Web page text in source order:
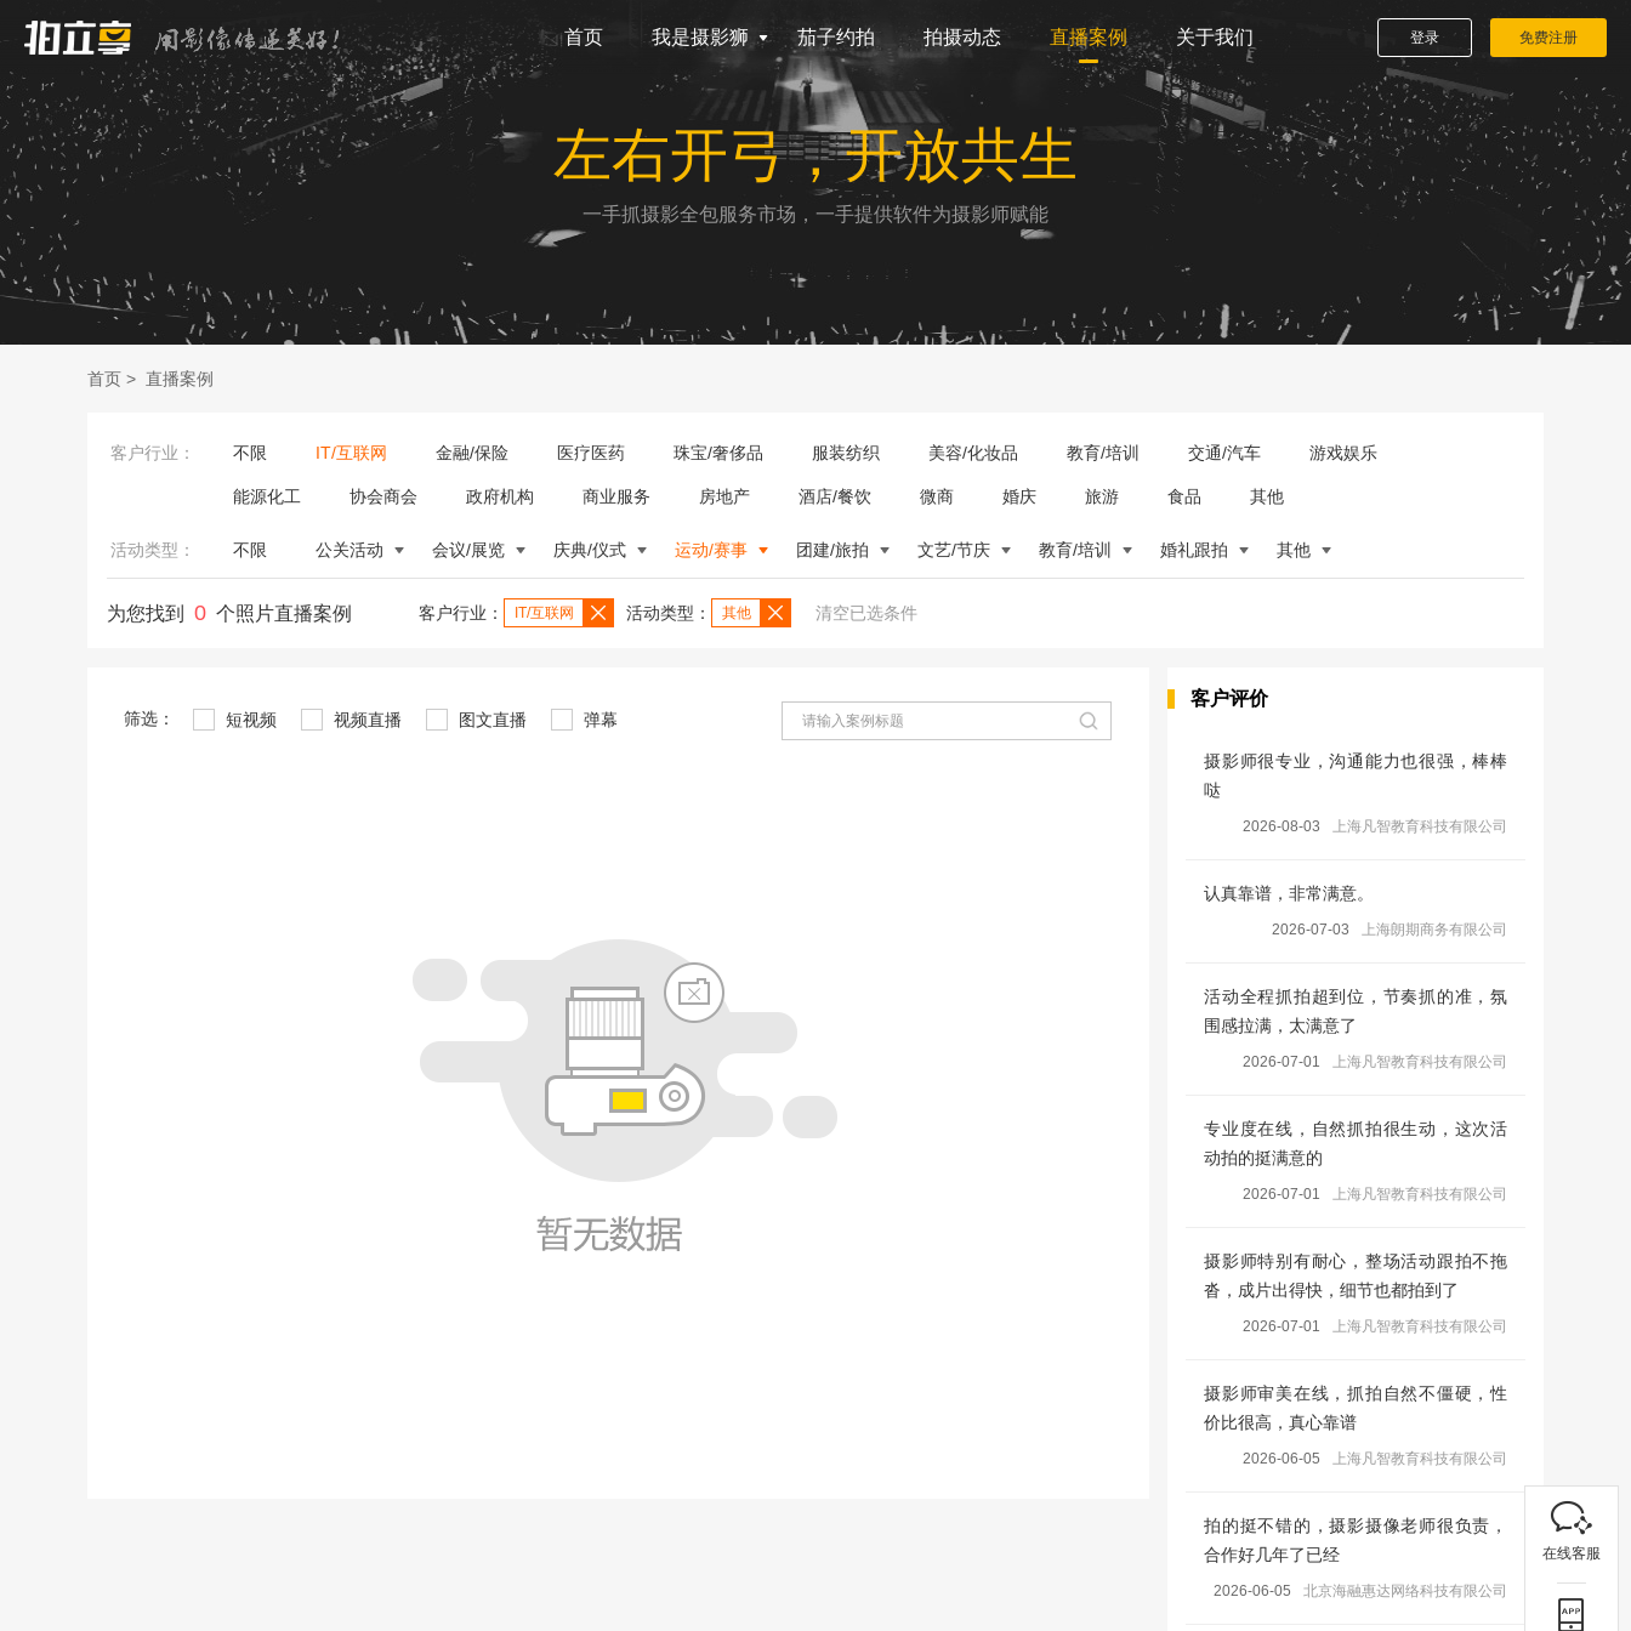
首页 我是摄影狮 茄子约拍 拍摄动态 直播案例 关于我们 登录 免费注册
左右开弓，开放共生
一手抓摄影全包服务市场，一手提供软件为摄影师赋能
首页 > 直播案例
客户行业： 不限 IT/互联网 金融/保险 医疗医药 珠宝/奢侈品 服装纺织 美容/化妆品 教育/培训 交通/汽车 游戏娱乐
能源化工 协会商会 政府机构 商业服务 房地产 酒店/餐饮 微商 婚庆 旅游 食品 其他
活动类型： 不限 公关活动 会议/展览 庆典/仪式 运动/赛事 团建/旅拍 文艺/节庆 教育/培训 婚礼跟拍 其他
为您找到 0 个照片直播案例 客户行业： IT/互联网 活动类型： 其他 清空已选条件
筛选： 短视频 视频直播 图文直播 弹幕
客户评价
摄影师很专业，沟通能力也很强，棒棒
哒
2026-08-03 上海凡智教育科技有限公司
认真靠谱，非常满意。
2026-07-03 上海朗期商务有限公司
活动全程抓拍超到位，节奏抓的准，氛
围感拉满，太满意了
2026-07-01 上海凡智教育科技有限公司
专业度在线，自然抓拍很生动，这次活
动拍的挺满意的
2026-07-01 上海凡智教育科技有限公司
摄影师特别有耐心，整场活动跟拍不拖
沓，成片出得快，细节也都拍到了
2026-07-01 上海凡智教育科技有限公司
摄影师审美在线，抓拍自然不僵硬，性
价比很高，真心靠谱
2026-06-05 上海凡智教育科技有限公司
拍的挺不错的，摄影摄像老师很负责，
合作好几年了已经
2026-06-05 北京海融惠达网络科技有限公司
在线客服